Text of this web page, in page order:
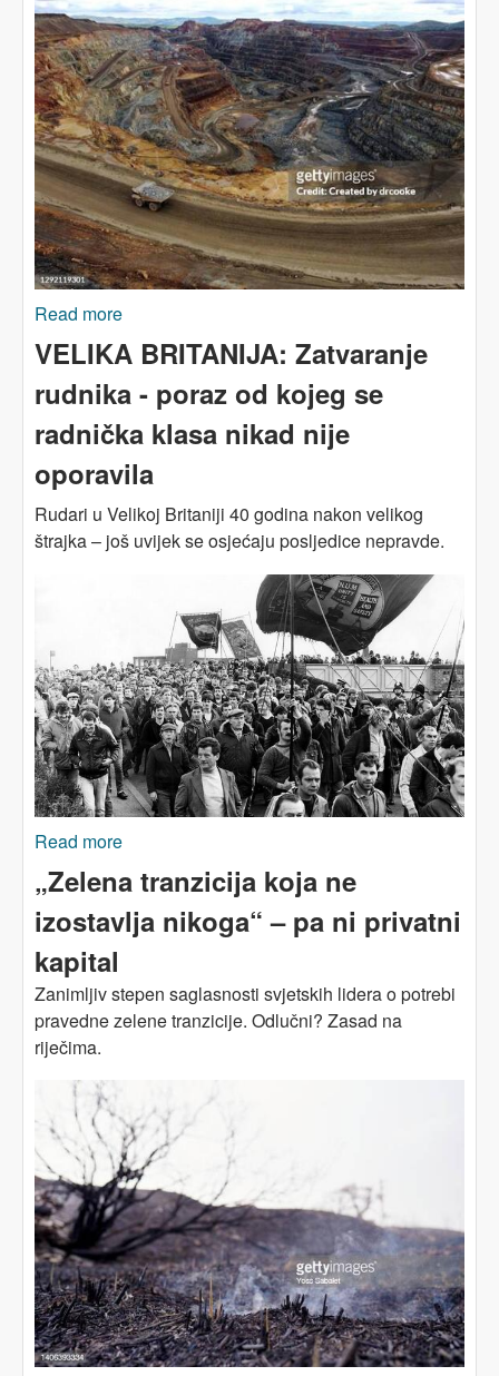
Read more
minerale
VELIKA BRITANIJA: Zatvaranje
rudnika - poraz od kojeg se
radnička klasa nikad nije
oporavila
Rudari u Velikoj Britaniji 40 godina nakon velikog
štrajka – još uvijek se osjećaju posljedice nepravde.
Read more
poraz od kojeg se radnička klasa nikad nije
oporavila
„Zelena tranzicija koja ne
izostavlja nikoga“ – pa ni privatni
kapital
Zanimljiv stepen saglasnosti svjetskih lidera o potrebi
pravedne zelene tranzicije. Odlučni? Zasad na
riječima.